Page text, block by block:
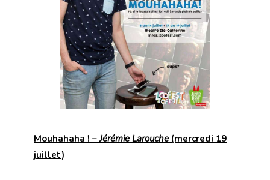
Mouhahaha ! –Jérémie Larouche (mercredi 19
juillet)